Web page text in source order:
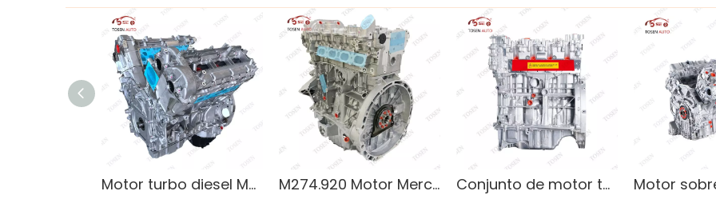
Motor turbo diesel Mercedes-Benz M642.826 M274.920 Motor Mercedes-Benz de 4 cilindros, alto rendimiento Conjunto de motor turbo mejorado M270, serie Performance para Mercedes